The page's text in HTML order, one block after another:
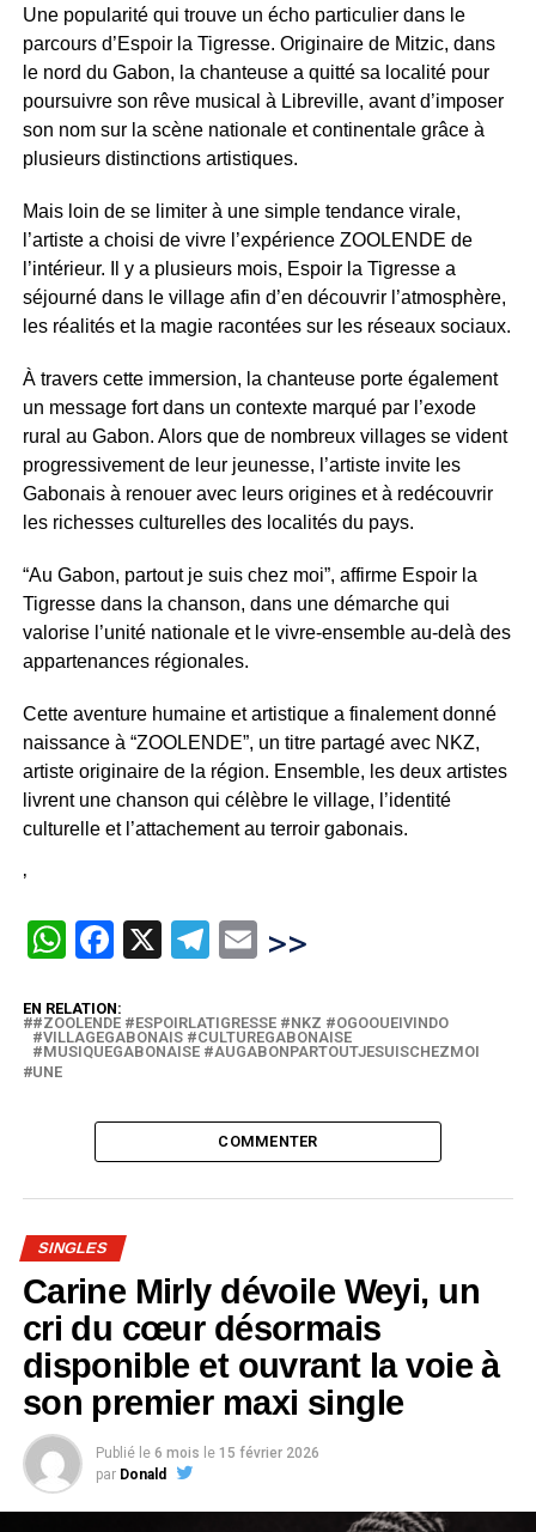
Une popularité qui trouve un écho particulier dans le
parcours d’Espoir la Tigresse. Originaire de Mitzic, dans
le nord du Gabon, la chanteuse a quitté sa localité pour
poursuivre son rêve musical à Libreville, avant d’imposer
son nom sur la scène nationale et continentale grâce à
plusieurs distinctions artistiques.
Mais loin de se limiter à une simple tendance virale,
l’artiste a choisi de vivre l’expérience ZOOLENDE de
l’intérieur. Il y a plusieurs mois, Espoir la Tigresse a
séjourné dans le village afin d’en découvrir l’atmosphère,
les réalités et la magie racontées sur les réseaux sociaux.
À travers cette immersion, la chanteuse porte également
un message fort dans un contexte marqué par l’exode
rural au Gabon. Alors que de nombreux villages se vident
progressivement de leur jeunesse, l’artiste invite les
Gabonais à renouer avec leurs origines et à redécouvrir
les richesses culturelles des localités du pays.
“Au Gabon, partout je suis chez moi”, affirme Espoir la
Tigresse dans la chanson, dans une démarche qui
valorise l’unité nationale et le vivre-ensemble au-delà des
appartenances régionales.
Cette aventure humaine et artistique a finalement donné
naissance à “ZOOLENDE”, un titre partagé avec NKZ,
artiste originaire de la région. Ensemble, les deux artistes
livrent une chanson qui célèbre le village, l’identité
culturelle et l’attachement au terroir gabonais.
’
WhatsApp
Facebook
X Telegram
Email
>>
EN RELATION:
#ZOOLENDE #ESPOIRLATIGRESSE #NKZ #OGOOUEIVINDO
#VILLAGEGABONAIS #CULTUREGABONAISE
#MUSIQUEGABONAISE #AUGABONPARTOUTJESUISCHEZMOI
UNE
COMMENTER
SINGLES
Carine Mirly dévoile Weyi, un
cri du cœur désormais
disponible et ouvrant la voie à
son premier maxi single
Publié le 6 mois le 15 février 2026
par Donald